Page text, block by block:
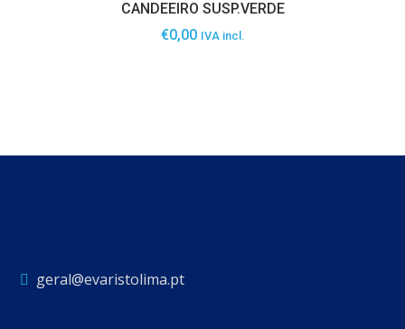
CANDEEIRO SUSP.VERDE
€0,00 IVA incl.
geral@evaristolima.pt